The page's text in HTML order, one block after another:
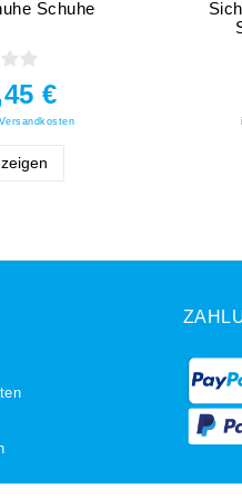
Schuhe
€
Versandkosten